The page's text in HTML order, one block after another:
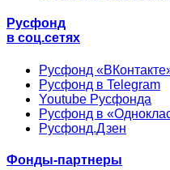
Русфонд
в соц.сетях
Русфонд
Русфонд в Telegram
Youtube Русфонда
Русфонд в
Русфонд.Дзен
Фонды-партнеры